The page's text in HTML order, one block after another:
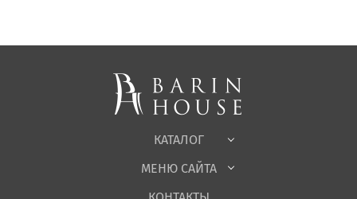
КАТАЛОГ
Спальни, Кровати
Корпусная мебель
Офисная мебель
Детская
Садовая мебель
Гостиная
МЕНЮ САЙТА